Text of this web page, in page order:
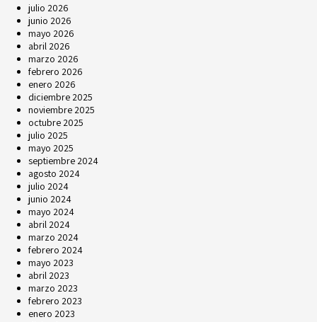
julio 2026
junio 2026
mayo 2026
abril 2026
marzo 2026
febrero 2026
enero 2026
diciembre 2025
noviembre 2025
octubre 2025
julio 2025
mayo 2025
septiembre 2024
agosto 2024
julio 2024
junio 2024
mayo 2024
abril 2024
marzo 2024
febrero 2024
mayo 2023
abril 2023
marzo 2023
febrero 2023
enero 2023